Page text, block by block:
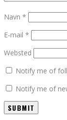
Navn *
E-mail *
Websted
Notify me of
Notify me of